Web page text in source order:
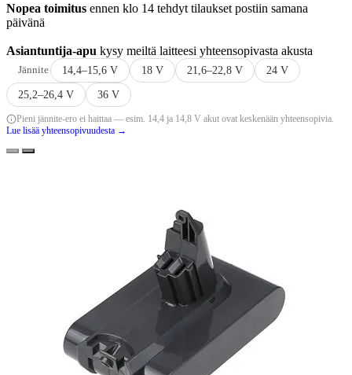
Nopea toimitus ennen klo 14 tehdyt tilaukset postiin samana
päivänä
Asiantuntija-apu kysy meiltä laitteesi yhteensopivasta akusta
Jännite 14,4–15,6 V 18 V 21,6–22,8 V 24 V
25,2–26,4 V 36 V
Pieni jännite-ero ei haittaa — esim. 14,4 ja 14,8 V akut ovat keskenään yhteensopivia.
Lue lisää yhteensopivuudesta →